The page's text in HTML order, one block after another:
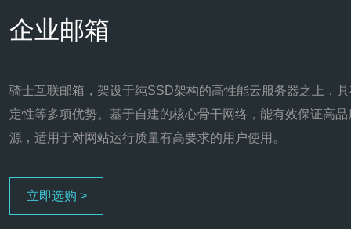
企业邮箱
骑士互联邮箱，架设于纯SSD架构的高性能云服务器之上，
定性等多项优势。基于自建的核心骨干网络，能有效保证高
源，适用于对网站运行质量有高要求的用户使用。
立即选购 >